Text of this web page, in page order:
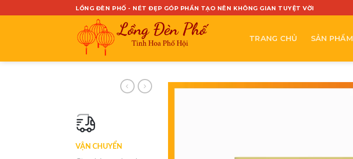
LỒNG ĐÈN PHỐ - NÉT ĐẸP GÓP PHẦN TẠO NÊN KHÔNG GIAN TUYỆT VỜI
TRANG CHỦ SẢN PHẨM
VẬN CHUYỂN